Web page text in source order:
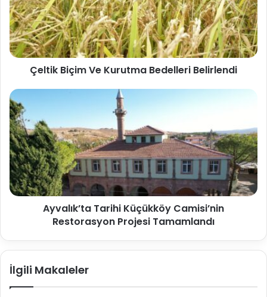
Çeltik Biçim Ve Kurutma Bedelleri Belirlendi
Ayvalık’ta Tarihi Küçükköy Camisi’nin
Restorasyon Projesi Tamamlandı
İlgili Makaleler